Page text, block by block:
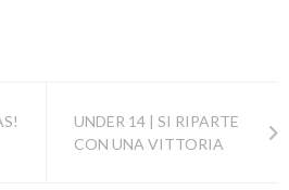
UNDER 14 | SI RIPARTE
CON UNA VITTORIA